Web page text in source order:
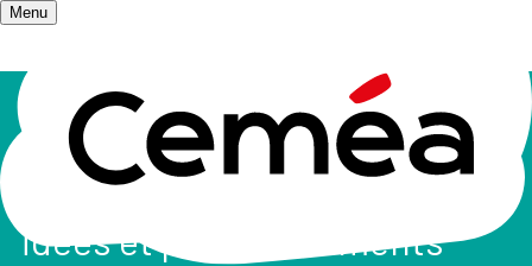
Menu
Accueil/ Salle de presse Les Ceméa s'expriment
Les Ceméa expriment leurs
idées et positionnements